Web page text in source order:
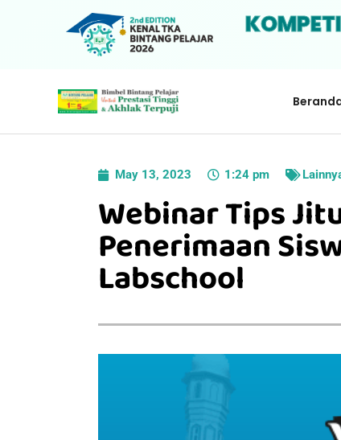
May 13, 2023 1:24 pm
Webinar Tips
Penerimaan
Labschool